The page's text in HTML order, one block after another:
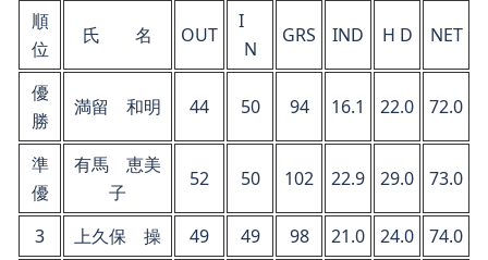
順
位
氏 名 OUT
I
N
GRS IND H D NET
優
勝
満留 和明 44 50 94 16.1 22.0 72.0
準
優
有馬 恵美
子
52 50 102 22.9 29.0 73.0
3 上久保 操 49 49 98 21.0 24.0
74.0